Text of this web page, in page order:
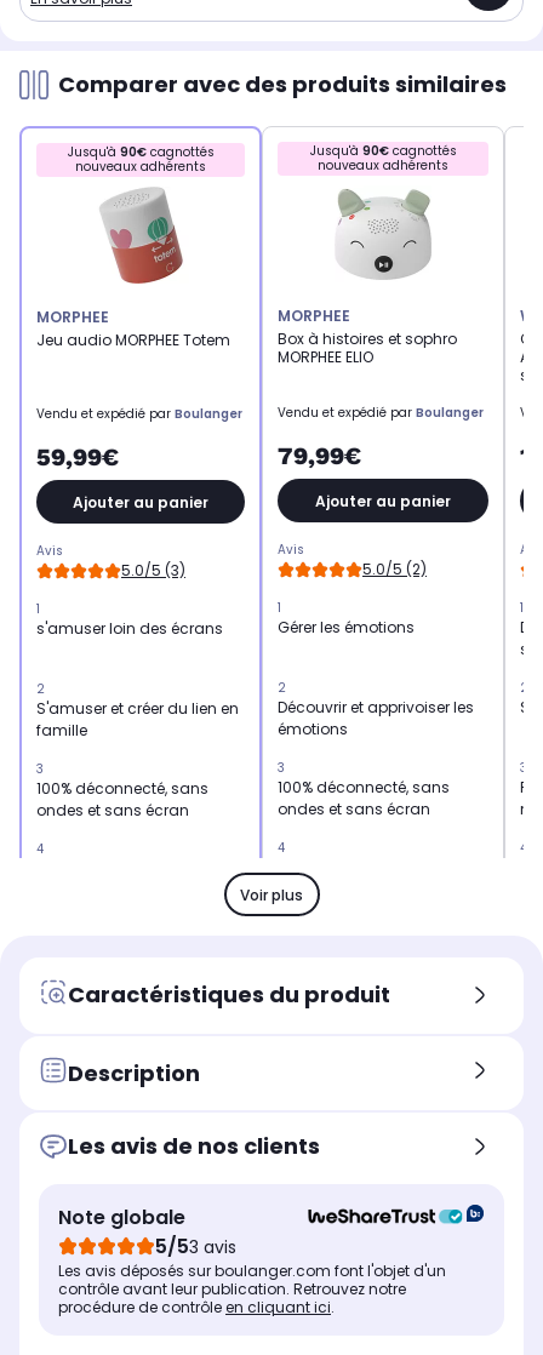
Comparer avec des produits similaires
Jusqu'à 90€cagnottés
nouveaux adhérents
MORPHEE
Jeu audio MORPHEE Totem
Vendu et expédié par Boulanger
59,99€
Ajouter au panier
Avis
5.0/5 (3)
1
s'amuser loin des écrans
2
S'amuser et créer du lien en
famille
3
100% déconnecté, sans
ondes et sans écran
4
Pratique à transporter grâce
Jusqu'à 90€cagnottés
nouveaux adhérents
MORPHEE
Box à histoires et sophro
MORPHEE ELIO
Vendu et expédié par Boulanger
79,99€
Ajouter au panier
Avis
5.0/5 (2)
1
Gérer les émotions
2
Découvrir et apprivoiser les
émotions
3
100% déconnecté, sans
ondes et sans écran
4
Pratique à transporter grâce
à son format
1
2
3
4
Voir plus
Caractéristiques du produit
Description
Les avis de nos clients
Note globale
5/53 avis
Les avis déposés sur boulanger.com font l'objet d'un
contrôle avant leur publication. Retrouvez notre
procédure de contrôleen cliquant ici.